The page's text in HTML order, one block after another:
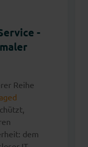
-
Reihe
dem